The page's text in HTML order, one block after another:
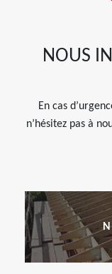
NOUS
En cas
n’hésitez pas à